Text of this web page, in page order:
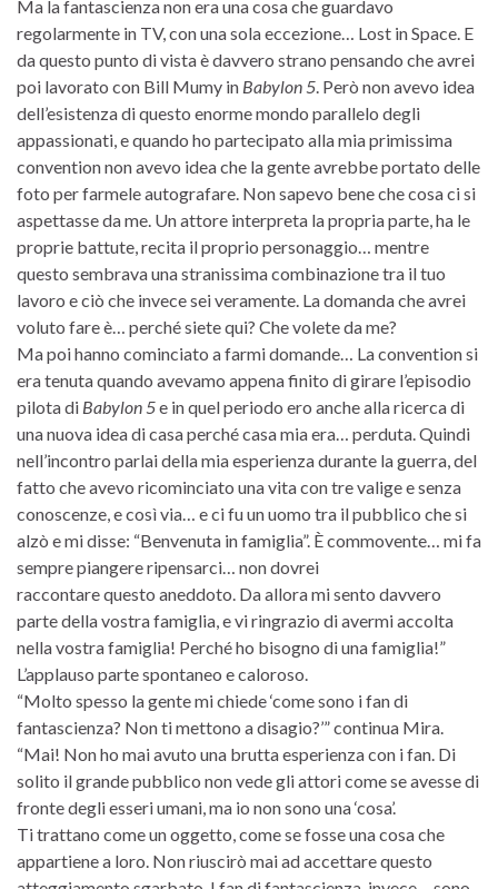
Ma la fantascienza non era una cosa che guardavo
regolarmente in TV, con una sola eccezione… Lost in Space. E
da questo punto di vista è davvero strano pensando che avrei
poi lavorato con Bill Mumy in Babylon 5 . Però non avevo idea
dell’esistenza di questo enorme mondo parallelo degli
appassionati, e quando ho partecipato alla mia primissima
convention non avevo idea che la gente avrebbe portato delle
foto per farmele autografare. Non sapevo bene che cosa ci si
aspettasse da me. Un attore interpreta la propria parte, ha le
proprie battute, recita il proprio personaggio… mentre
questo sembrava una stranissima combinazione tra il tuo
lavoro e ciò che invece sei veramente. La domanda che avrei
voluto fare è… perché siete qui? Che volete da me?
Ma poi hanno cominciato a farmi domande… La convention si
era tenuta quando avevamo appena finito di girare l’episodio
pilota di Babylon 5e in quel periodo ero anche alla ricerca di
una nuova idea di casa perché casa mia era… perduta. Quindi
nell’incontro parlai della mia esperienza durante la guerra, del
fatto che avevo ricominciato una vita con tre valige e senza
conoscenze, e così via… e ci fu un uomo tra il pubblico che si
alzò e mi disse: “Benvenuta in famiglia”. È commovente… mi fa
sempre piangere ripensarci… non dovrei
raccontare questo aneddoto. Da allora mi sento davvero
parte della vostra famiglia, e vi ringrazio di avermi accolta
nella vostra famiglia! Perché ho bisogno di una famiglia!”
L’applauso parte spontaneo e caloroso.
“Molto spesso la gente mi chiede ‘come sono i fan di
fantascienza? Non ti mettono a disagio?’” continua Mira.
“Mai! Non ho mai avuto una brutta esperienza con i fan. Di
solito il grande pubblico non vede gli attori come se avesse di
fronte degli esseri umani, ma io non sono una ‘cosa’.
Ti trattano come un oggetto, come se fosse una cosa che
appartiene a loro. Non riuscirò mai ad accettare questo